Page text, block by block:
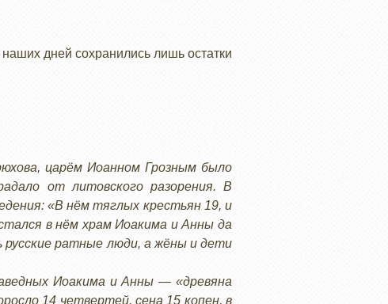
дней сохранились лишь остатки
царём Иоанном Грозным было
от литовского разорения. В
«В нём тяглых крестьян 19, и
в нём храм Иоакима и Анны да
русские ратные люди, а жёны и дети
Иоакима и Анны — «древяна
14 четвертей, сена 15 копен, в